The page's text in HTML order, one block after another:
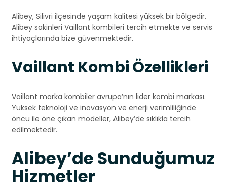
Alibey, Silivri ilçesinde yaşam kalitesi yüksek bir bölgedir.
Alibey sakinleri Vaillant kombileri tercih etmekte ve servis
ihtiyaçlarında bize güvenmektedir.
Vaillant Kombi Özellikleri
Vaillant marka kombiler avrupa’nın lider kombi markası.
Yüksek teknoloji ve inovasyon ve enerji verimliliğinde
öncü ile öne çıkan modeller, Alibey’de sıklıkla tercih
edilmektedir.
Alibey’de Sunduğumuz
Hizmetler